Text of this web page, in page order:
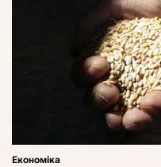
Економіка